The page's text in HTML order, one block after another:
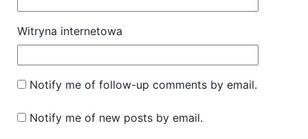
Witryna internetowa
Notify me of follow-up comments by email.
Notify me of new posts by email.